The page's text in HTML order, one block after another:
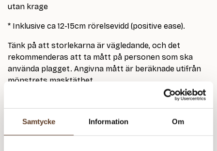
Samtycke Information Om
utan krage
* Inklusive ca 12-15cm rörelsevidd (positive ease).
Tänk på att storlekarna är vägledande, och det
rekommenderas att ta mått på personen som ska
använda plagget. Angivna mått är beräknade utifrån
mönstrets masktäthet.
Garn: Isager Silk Mohair (212m/25g) – stickas dubbelt
Garngrovlek: 2 xLace